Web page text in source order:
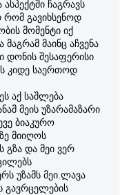
ჩაგრავს
გავიხსენოდ
მომენტი იქ
მაგრამ მაინც აჩვენა
დონის შესაფერისი
კიდე საერთოდ
აქ საშლება
მეის უზარამაზარი
ბიაკურო
მიიღოს
გზა და მეი ვერ
უზამს მეი.ლავა
გავრცელების